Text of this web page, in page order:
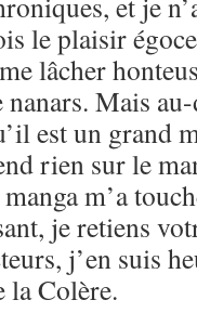
le plaisir
lâcher
Mais
est un grand
rien sur le
m’a
je retiens
j’en suis
la Colère.